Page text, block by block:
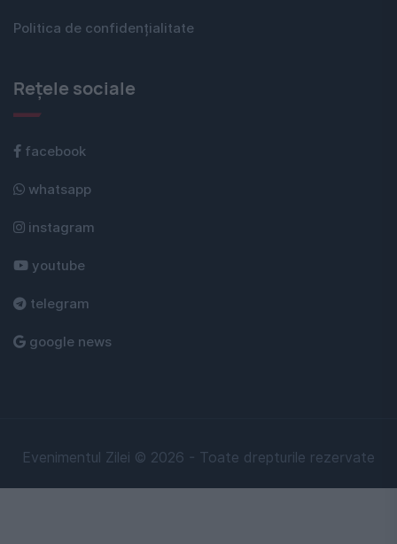
Politica de confidențialitate
Rețele sociale
facebook
whatsapp
instagram
youtube
telegram
google news
Evenimentul Zilei © 2026 - Toate drepturile rezervate